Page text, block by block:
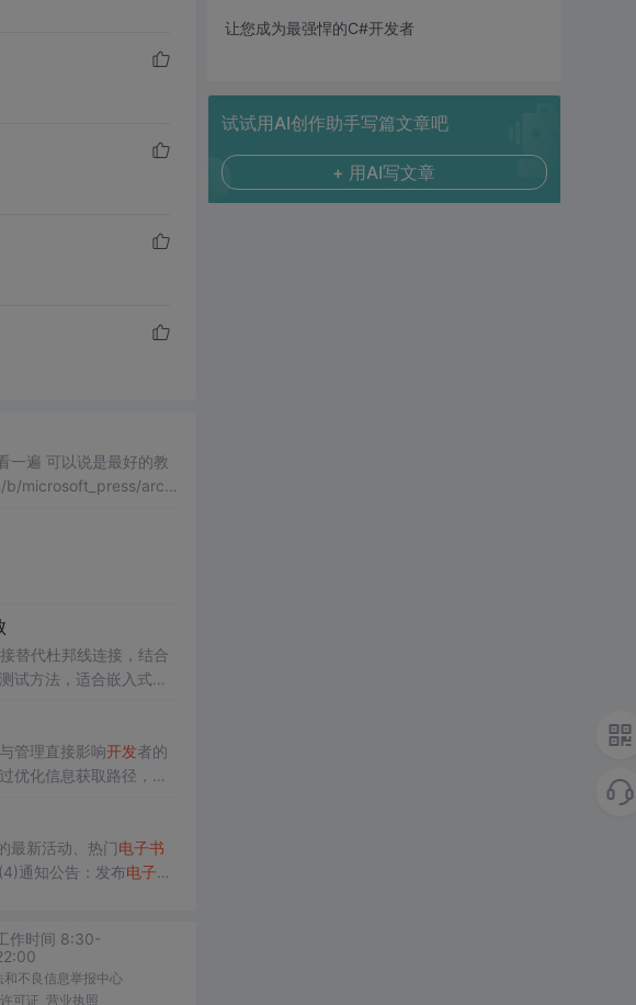
一遍 可以说是最好的教
b/microsoft_press/archi
的多点触控界面、电子
Phone7 提供了一
替代杜邦线连接，结合
试方法，适合嵌入式 开
管理直接影响开发者的
优化信息获取路径，降
建立个人
最新活动、热门电子书
通知公告：发布电子书
作时间 8:30-
不良信息举报中心
可证 营业执照
让您成为最强悍的C#开发者
试试用AI创作助手写篇文章吧
+ 用AI写文章